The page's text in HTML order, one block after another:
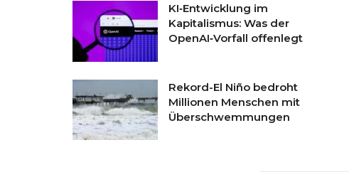
KI‑Entwicklung im
Kapitalismus: Was der
OpenAI‑Vorfall offenlegt
Rekord-El Niño bedroht
Millionen Menschen mit
Überschwemmungen